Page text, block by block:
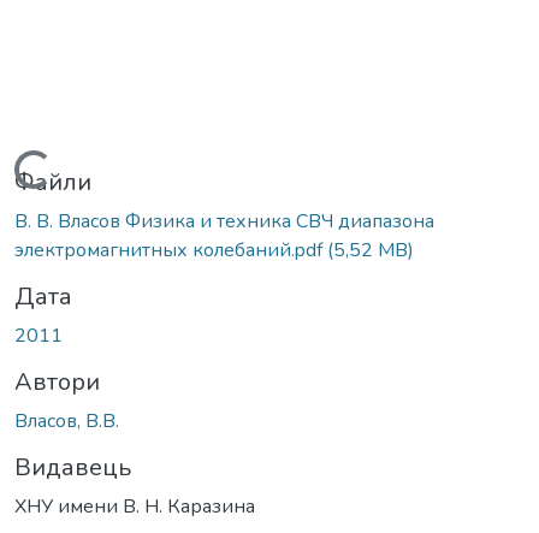
Вантажиться...
Файли
В. В. Власов Физика и техника СВЧ диапазона
электромагнитных колебаний.pdf(5,52 MB)
Дата
2011
Автори
Власов, В.В.
Видавець
ХНУ имени В. Н. Каразина